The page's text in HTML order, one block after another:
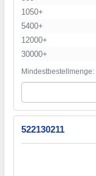
1050+
5400+
12000+
30000+
Mindestbestellmenge:
522130211